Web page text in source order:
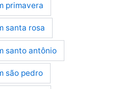
primavera
santa rosa
santo antônio
são pedro